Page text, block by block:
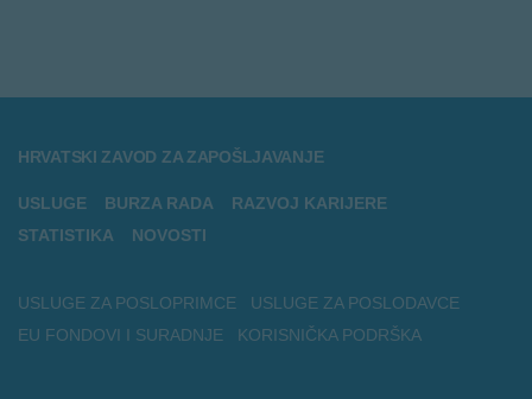
HRVATSKI ZAVOD ZA ZAPOŠLJAVANJE
USLUGE BURZA RADA
RAZVOJ KARIJERE
STATISTIKA
NOVOSTI
USLUGE ZA POSLOPRIMCE
USLUGE ZA POSLODAVCE
EU FONDOVI I SURADNJE
KORISNIČKA PODRŠKA